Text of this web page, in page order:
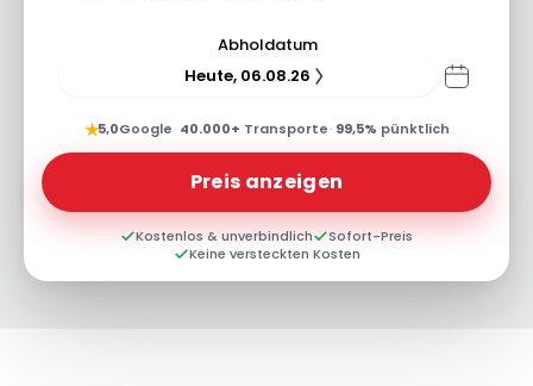
Abholdatum
Heute, 06.08.26
★5,0Google· 40.000+ Transporte· 99,5% pünktlich
Preis anzeigen
Kostenlos & unverbindlich
Sofort-Preis
Keine versteckten Kosten